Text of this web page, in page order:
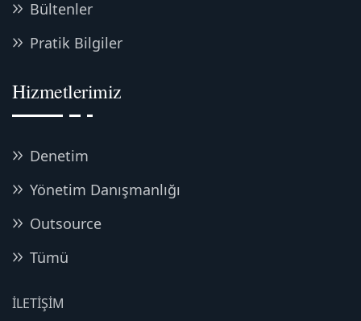
Bültenler
Pratik Bilgiler
Hizmetlerimiz
Denetim
Yönetim Danışmanlığı
Outsource
Tümü
İLETIŞIM